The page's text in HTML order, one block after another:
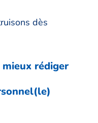
dès
rédiger